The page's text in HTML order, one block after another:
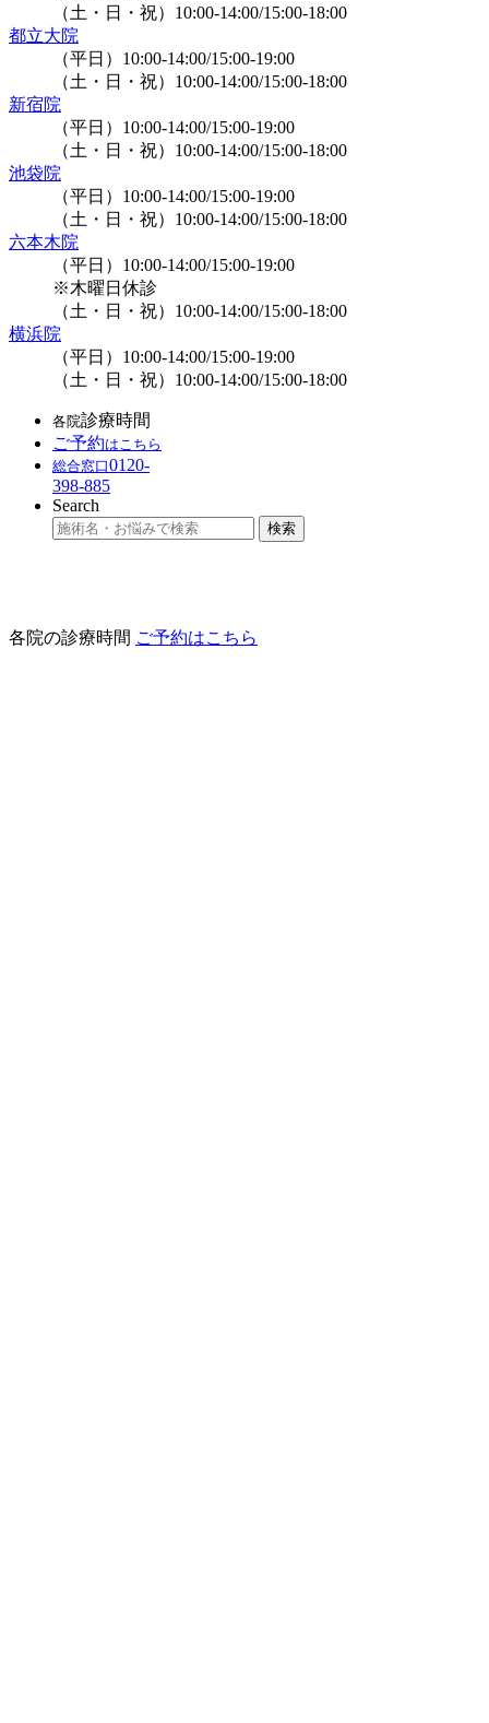
（土・日・祝）10:00-14:00/15:00-18:00
都立大院
（平日）10:00-14:00/15:00-19:00
（土・日・祝）10:00-14:00/15:00-18:00
新宿院
（平日）10:00-14:00/15:00-19:00
（土・日・祝）10:00-14:00/15:00-18:00
池袋院
（平日）10:00-14:00/15:00-19:00
（土・日・祝）10:00-14:00/15:00-18:00
六本木院
（平日）10:00-14:00/15:00-19:00
※木曜日休診
（土・日・祝）10:00-14:00/15:00-18:00
横浜院
（平日）10:00-14:00/15:00-19:00
（土・日・祝）10:00-14:00/15:00-18:00
各院診療時間
ご予約は こちら
総合窓口0120-
398-885
Search
各院の診療時間 ご予約はこちら